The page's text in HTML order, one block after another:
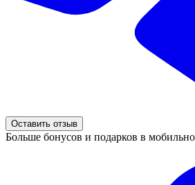
Оставить отзыв
Больше бонусов и подарков в